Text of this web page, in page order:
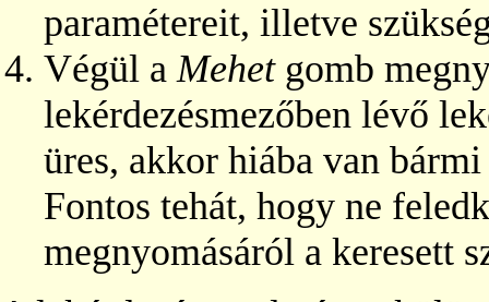
paramétereit, illetve
Végül aMehet gomb
lekérdezésmezőben lévő
üres, akkor hiába van
Fontos tehát, hogy ne
megnyomásáról a keresett